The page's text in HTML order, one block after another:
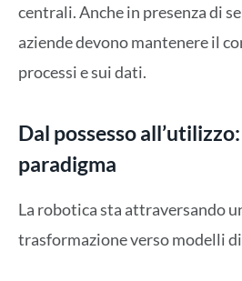
centrali. Anche in presenza di
aziende devono mantenere il
processi e sui dati.
Dal possesso
paradigma
La robotica sta attraversando
trasformazione verso modelli